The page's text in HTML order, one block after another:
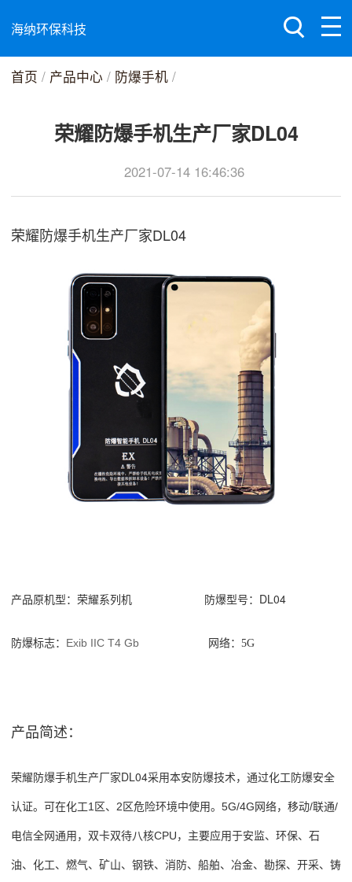
海纳环保科技
首页 / 产品中心 / 防爆手机 /
荣耀防爆手机生产厂家DL04
2021-07-14 16:46:36
荣耀防爆手机生产厂家DL04
产品原机型：荣耀系列机 防爆型号：DL04
防爆标志： Exib IIC T4 Gb 网络：5G
产品简述：
荣耀防爆手机生产厂家DL04采用本安防爆技术，通过化工防爆安全
认证。可在化工1 区、 2 区危险环境中使用。 5G/4G 网络，移动/联通/
电信全网通用，双卡双待八核CPU ，主要应用于安监、环保、石
油、化工、燃气、矿山、钢铁、消防、船舶、冶金、勘探、开采、铸